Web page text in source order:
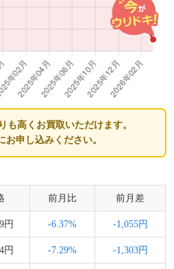
も高くお買取いただけます。
お申し込みください。
前月比 前月差
円 -6.37% -1,055円
円 -7.29% -1,303円